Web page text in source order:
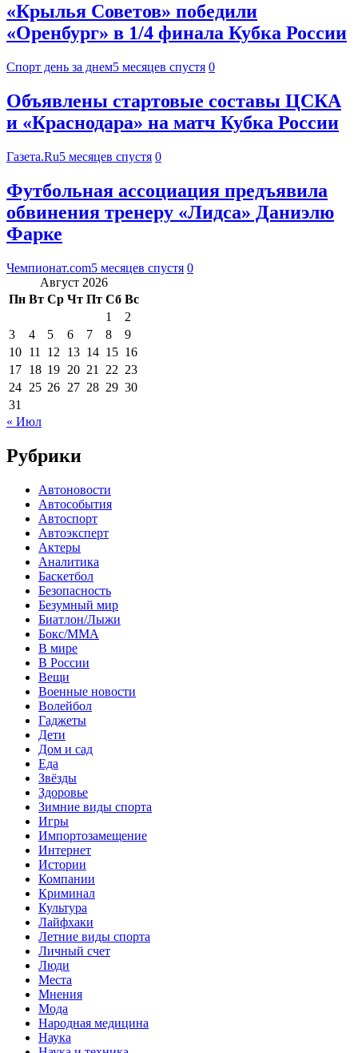
«Крылья Советов» победили
«Оренбург» в 1/4 финала Кубка России
Спорт день за днем5 месяцев спустя 0
Объявлены стартовые составы ЦСКА
и «Краснодара» на матч Кубка России
Газета.Ru5 месяцев спустя 0
Футбольная ассоциация предъявила
обвинения тренеру «Лидса» Даниэлю
Фарке
Чемпионат.com5 месяцев спустя 0
Август 2026
Пн Вт Ср Чт Пт Сб Вс
1
2
3
4 5 6 7 8
9
10 11 12 13 14 15 16
17 18 19 20 21 22 23
24 25 26 27 28 29 30
31
« Июл
Рубрики
Автоновости
Автособытия
Автоспорт
Автоэксперт
Актеры
Аналитика
Баскетбол
Безопасность
Безумный мир
Биатлон/Лыжи
Бокс/MMA
В мире
В России
Вещи
Военные новости
Волейбол
Гаджеты
Дети
Дом и сад
Еда
Звёзды
Здоровье
Зимние виды спорта
Игры
Импортозамещение
Интернет
Истории
Компании
Криминал
Культура
Лайфхаки
Летние виды спорта
Личный счет
Люди
Места
Мнения
Мода
Народная медицина
Наука